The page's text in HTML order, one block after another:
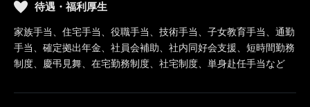
待遇・福利厚生
家族手当、住宅手当、役職手当、技術手当、子女教育手当、通勤
手当、確定拠出年金、社員会補助、社内同好会支援、短時間勤務
制度、慶弔見舞、在宅勤務制度、社宅制度、単身赴任手当など